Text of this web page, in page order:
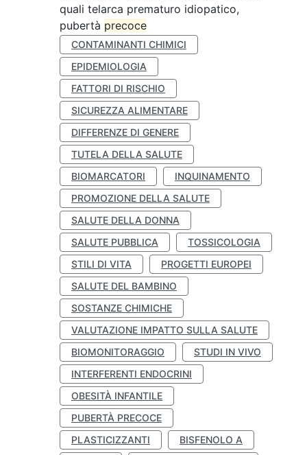
quali telarca prematuro idiopatico,
pubertà precoce
CONTAMINANTI CHIMICI
EPIDEMIOLOGIA
FATTORI DI RISCHIO
SICUREZZA ALIMENTARE
DIFFERENZE DI GENERE
TUTELA DELLA SALUTE
BIOMARCATORI
INQUINAMENTO
PROMOZIONE DELLA SALUTE
SALUTE DELLA DONNA
SALUTE PUBBLICA
TOSSICOLOGIA
STILI DI VITA
PROGETTI EUROPEI
SALUTE DEL BAMBINO
SOSTANZE CHIMICHE
VALUTAZIONE IMPATTO SULLA SALUTE
BIOMONITORAGGIO
STUDI IN VIVO
INTERFERENTI ENDOCRINI
OBESITÀ INFANTILE
PUBERTÀ PRECOCE
PLASTICIZZANTI
BISFENOLO A